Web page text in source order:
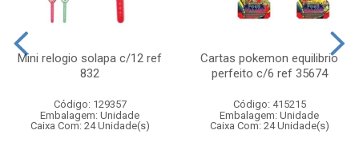
Mini relogio solapa c/12 ref
832
Código: 129357
Embalagem: Unidade
Caixa Com: 24 Unidade(s)
Cartas pokemon equilibrio
perfeito c/6 ref 35674
Código: 415215
Embalagem: Unidade
Caixa Com: 24 Unidade(s)